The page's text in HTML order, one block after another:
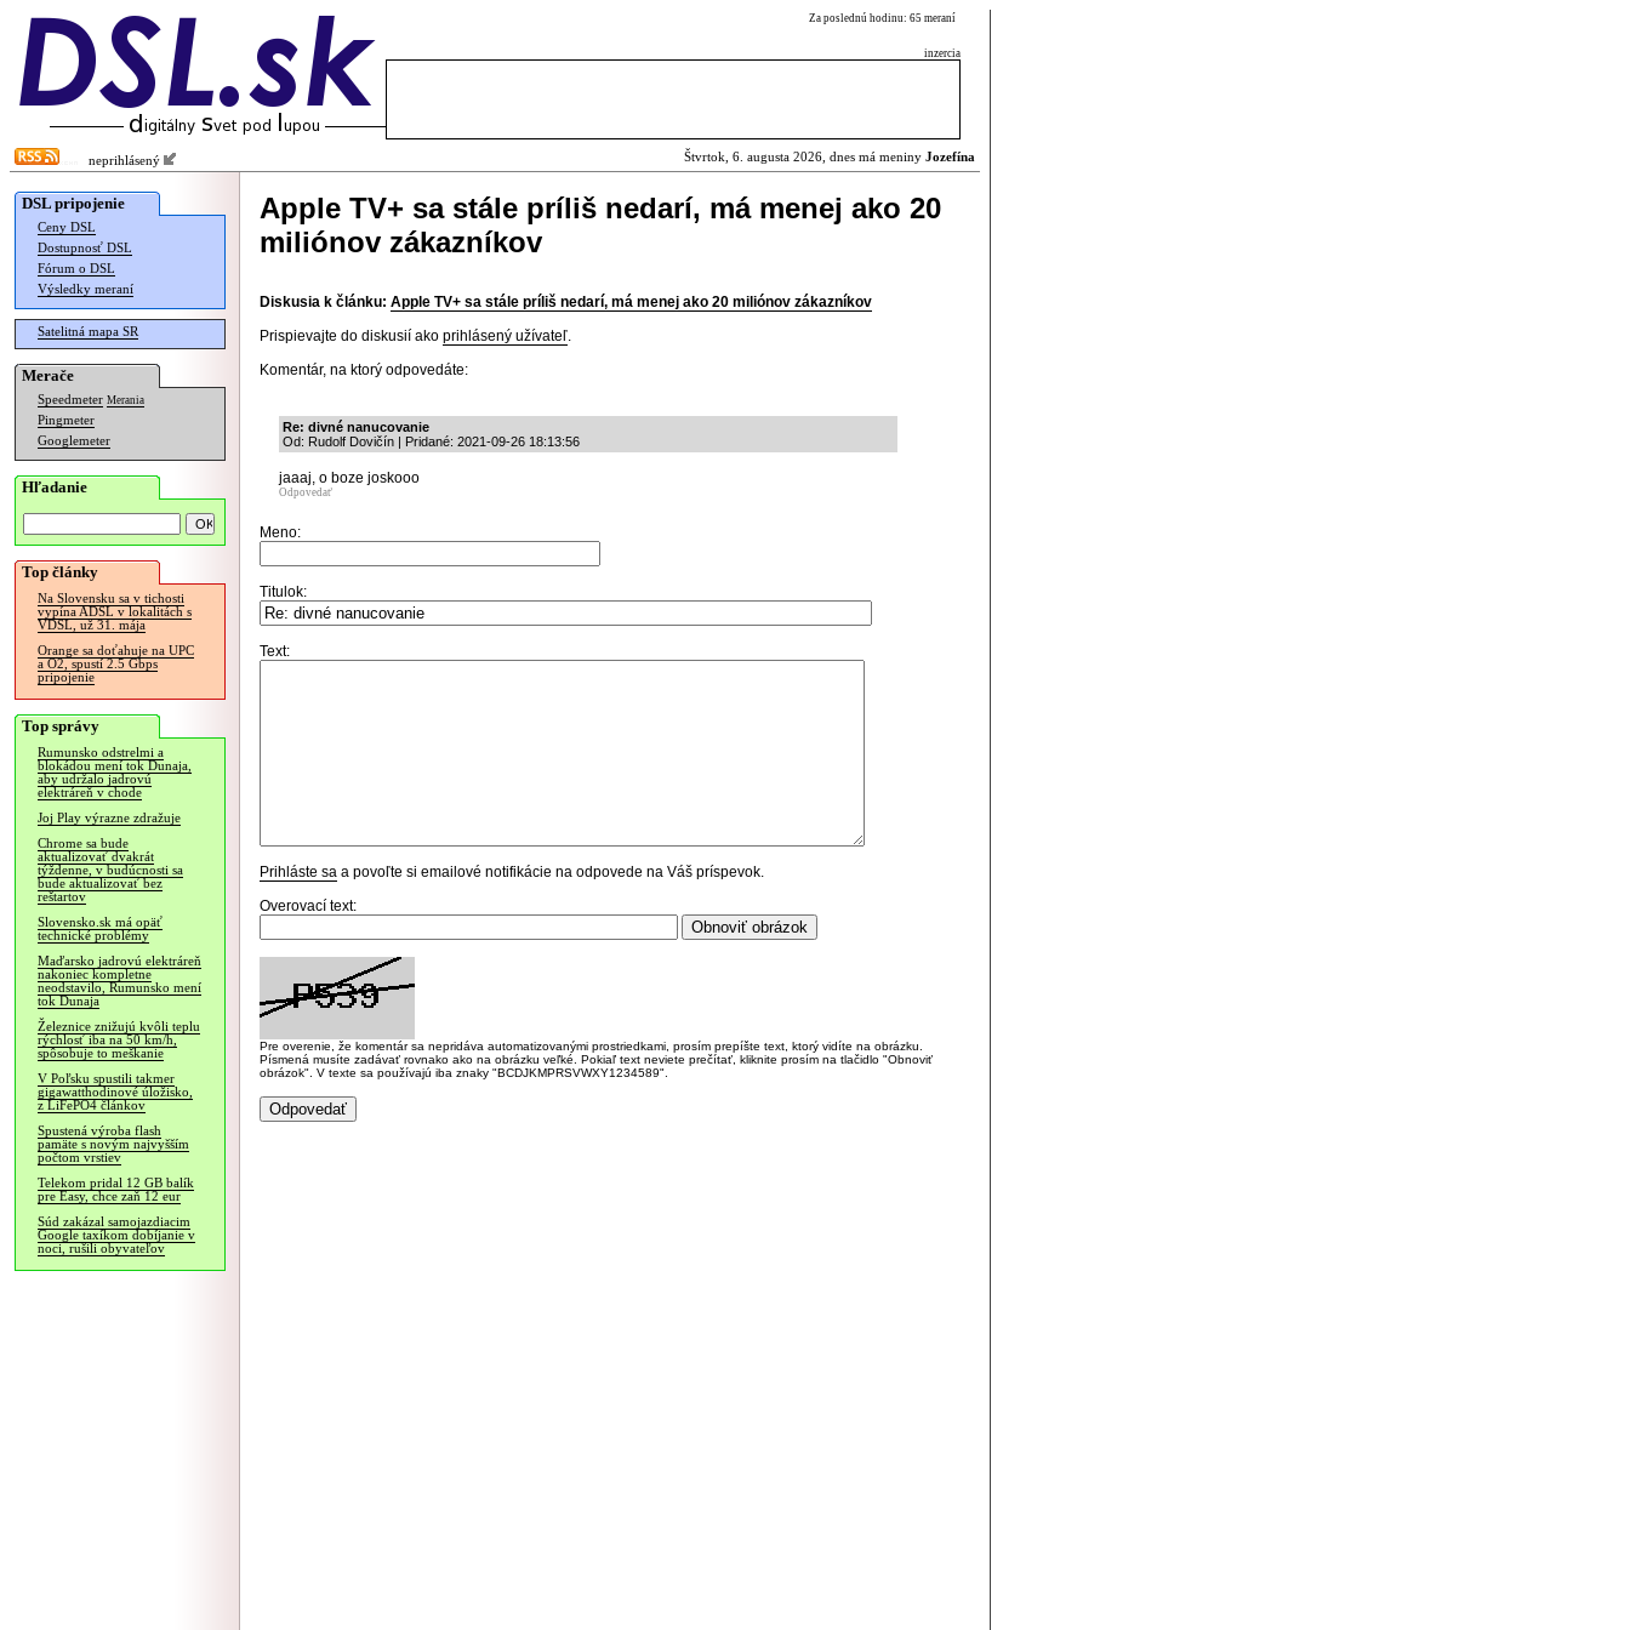
Za poslednú hodinu: 65 meraní
inzercia
neprihlásený Štvrtok, 6. augusta 2026, dnes má meniny Jozefína
DSL pripojenie
Ceny DSL
Dostupnosť DSL
Fórum o DSL
Výsledky meraní
Satelitná mapa SR
Merače
Speedmeter Merania
Pingmeter
Googlemeter
Hľadanie
Top články
Na Slovensku sa v tichosti
vypína ADSL v lokalitách s
VDSL, už 31. mája
Orange sa doťahuje na UPC
a O2, spustí 2.5 Gbps
pripojenie
Top správy
Rumunsko odstrelmi a
blokádou mení tok Dunaja,
aby udržalo jadrovú
elektráreň v chode
Joj Play výrazne zdražuje
Chrome sa bude
aktualizovať dvakrát
týždenne, v budúcnosti sa
bude aktualizovať bez
reštartov
Slovensko.sk má opäť
technické problémy
Maďarsko jadrovú elektráreň
nakoniec kompletne
neodstavilo, Rumunsko mení
tok Dunaja
Železnice znižujú kvôli teplu
rýchlosť iba na 50 km/h,
spôsobuje to meškanie
V Poľsku spustili takmer
gigawatthodinové úložisko,
z LiFePO4 článkov
Spustená výroba flash
pamäte s novým najvyšším
počtom vrstiev
Telekom pridal 12 GB balík
pre Easy, chce zaň 12 eur
Súd zakázal samojazdiacim
Google taxíkom dobíjanie v
noci, rušili obyvateľov
Apple TV+ sa stále príliš nedarí, má menej ako 20
miliónov zákazníkov
Diskusia k článku: Apple TV+ sa stále príliš nedarí, má menej ako 20 miliónov zákazníkov
Prispievajte do diskusií ako prihlásený užívateľ.
Komentár, na ktorý odpovedáte:
Re: divné nanucovanie
Od: Rudolf Dovičín | Pridané: 2021-09-26 18:13:56
jaaaj, o boze joskooo
Odpovedať
Meno:
Titulok:
Text:
Prihláste sa a povoľte si emailové notifikácie na odpovede na Váš príspevok.
Overovací text:
Pre overenie, že komentár sa nepridáva automatizovanými prostriedkami, prosím prepíšte text, ktorý vidíte na obrázku.
Písmená musíte zadávať rovnako ako na obrázku veľké. Pokiaľ text neviete prečítať, kliknite prosím na tlačidlo "Obnoviť
obrázok". V texte sa používajú iba znaky "BCDJKMPRSVWXY1234589".